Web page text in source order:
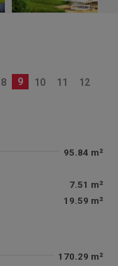
8 9 10 11
12
95.84 m²
7.51 m²
19.59 m²
170.29 m²